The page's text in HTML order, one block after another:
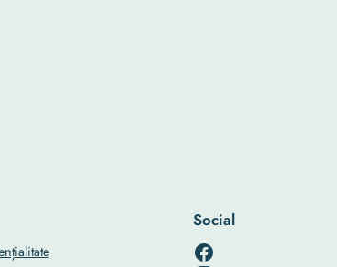
Social
RO-mondo's Facebook page